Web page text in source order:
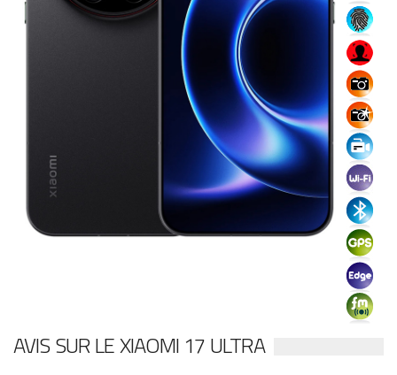
AVIS SUR LE XIAOMI 17 ULTRA